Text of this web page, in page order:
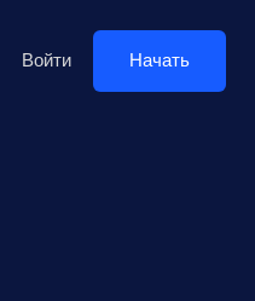
Войти Начать